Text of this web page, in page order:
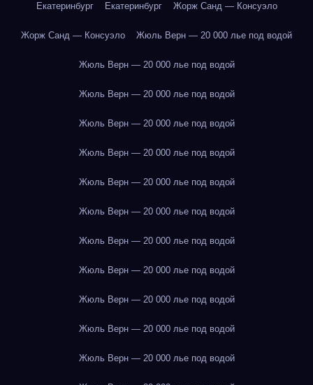
Екатеринбург Екатеринбург Жорж Санд — Консуэло
Жорж Санд — Консуэло Жюль Верн — 20 000 лье под водой
Жюль Верн — 20 000 лье под водой
Жюль Верн — 20 000 лье под водой
Жюль Верн — 20 000 лье под водой
Жюль Верн — 20 000 лье под водой
Жюль Верн — 20 000 лье под водой
Жюль Верн — 20 000 лье под водой
Жюль Верн — 20 000 лье под водой
Жюль Верн — 20 000 лье под водой
Жюль Верн — 20 000 лье под водой
Жюль Верн — 20 000 лье под водой
Жюль Верн — 20 000 лье под водой